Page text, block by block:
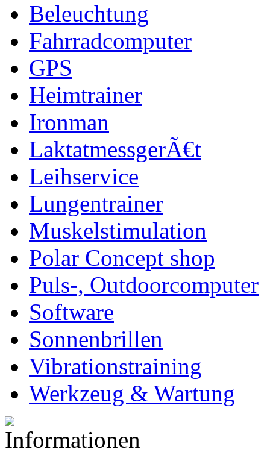
Beleuchtung
Fahrradcomputer
GPS
Heimtrainer
Ironman
LaktatmessgerÃ€t
Leihservice
Lungentrainer
Muskelstimulation
Polar Concept shop
Puls-, Outdoorcomputer
Software
Sonnenbrillen
Vibrationstraining
Werkzeug & Wartung